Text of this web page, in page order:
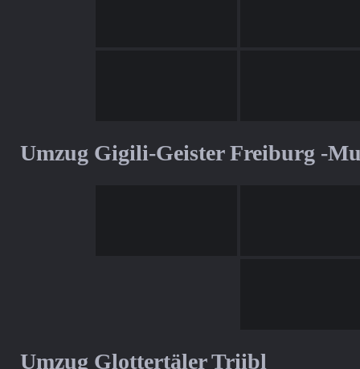
Umzug Gigili-Geister Freiburg -
Umzug Glottertäler Triibl